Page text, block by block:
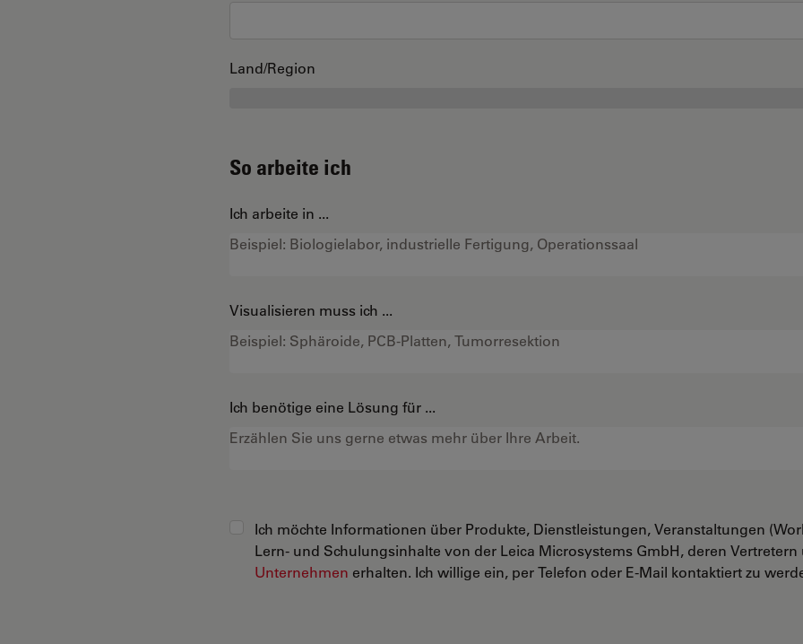
Land/Region
So arbeite ich
Ich arbeite in ...
Visualisieren muss ich ...
Ich benötige eine Lösung für ...
Ich möchte Informationen über Produkte, Dienstleistungen, Veranstaltungen
Lern- und Schulungsinhalte von der Leica Microsystems GmbH, deren
Unternehmen erhalten. Ich willige ein, per Telefon oder E-Mail kontaktiert zu